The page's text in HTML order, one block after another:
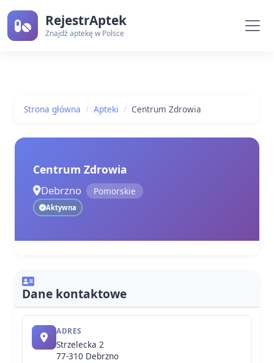
RejestrAptek
Znajdź aptekę w Polsce
Strona główna Apteki Centrum Zdrowia
Centrum Zdrowia
Debrzno Pomorskie
Aktywna
Dane kontaktowe
ADRES
Strzelecka 2
77-310 Debrzno